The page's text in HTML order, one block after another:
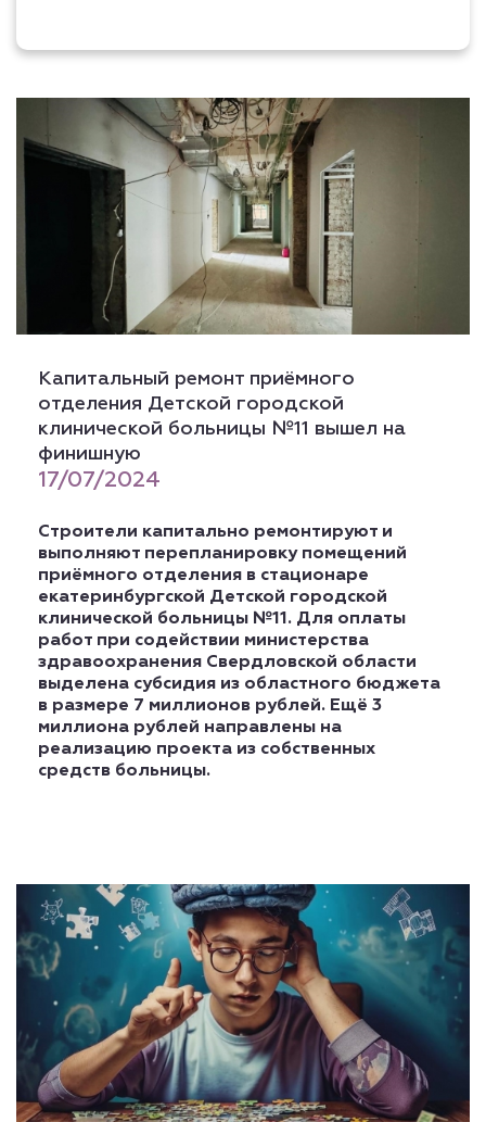
Капитальный ремонт приёмного
отделения Детской городской
клинической больницы №11 вышел на
финишную
17/07/2024
Строители капитально ремонтируют и
выполняют перепланировку помещений
приёмного отделения в стационаре
екатеринбургской Детской городской
клинической больницы №11. Для оплаты
работ при содействии министерства
здравоохранения Свердловской области
выделена субсидия из областного бюджета
в размере 7 миллионов рублей. Ещё 3
миллиона рублей направлены на
реализацию проекта из собственных
средств больницы.